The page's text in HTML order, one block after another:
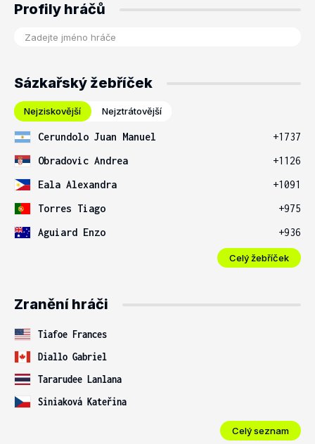
Profily hráčů
Sázkařský žebříček
Nejziskovější Nejztrátovější
Cerundolo Juan Manuel
+1737
Obradovic Andrea
+1126
Eala Alexandra
+1091
Torres Tiago
+975
Aguiard Enzo
+936
Celý žebříček
Zranění hráči
Tiafoe Frances
Diallo Gabriel
Tararudee Lanlana
Siniaková Kateřina
Celý seznam